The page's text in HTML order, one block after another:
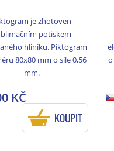
je zhotoven
potiskem
hliníku. Piktogram
80x80 mm o síle 0,56
mm.
KČ
KOUPIT